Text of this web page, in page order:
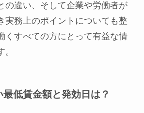
の違い、そして企業や労働者が
実務上のポイントについても整
くすべての方にとって有益な情
低賃金額と発効日は？